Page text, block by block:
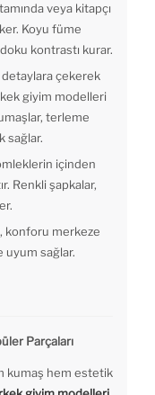
veya kitapçı
Koyu füme
kontrastı kurar.
çekerek
giyim modelleri
terleme
sağlar.
içinden
Renkli şapkalar,
konforu merkeze
uyum sağlar.
Parçaları
kumaş hem estetik